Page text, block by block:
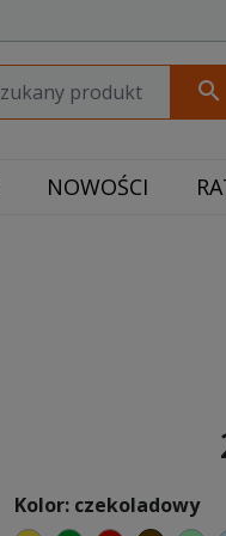
search
NOWOŚCI
Kolor: czekoladowy